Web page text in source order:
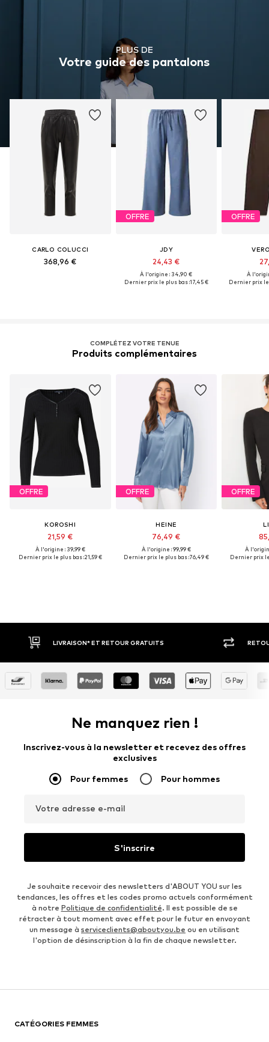
PLUS DE
Votre guide des pantalons
CARLO COLUCCI
368,96 €
OFFRE
JDY
24,43 €
À l'origine : 34,90 €
Dernier prix le plus bas :17,45 €
OFFRE
À
Dernier prix le
COMPLÉTEZ VOTRE TENUE
Produits complémentaires
OFFRE
KOROSHI
21,59 €
À l'origine : 39,99 €
Dernier prix le plus bas :21,59 €
OFFRE
HEINE
76,49 €
À l'origine : 99,99 €
Dernier prix le plus bas :76,49 €
OFFRE
À
Dernier prix
RETOUR SOUS 30 JOURS
Ne manquez rien !
Inscrivez-vous à la newsletter et recevez des offres
exclusives
Pour femmes Pour hommes
Votre adresse e-mail
S'inscrire
Je souhaite recevoir des newsletters d'ABOUT YOU sur les
tendances, les offres et les codes promo actuels conformément
à notre Politique de confidentialité. Il est possible de se
rétracter à tout moment avec effet pour le futur en envoyant
un message à serviceclients@aboutyou.be ou en utilisant
l'option de désinscription à la fin de chaque newsletter.
CATÉGORIES FEMMES